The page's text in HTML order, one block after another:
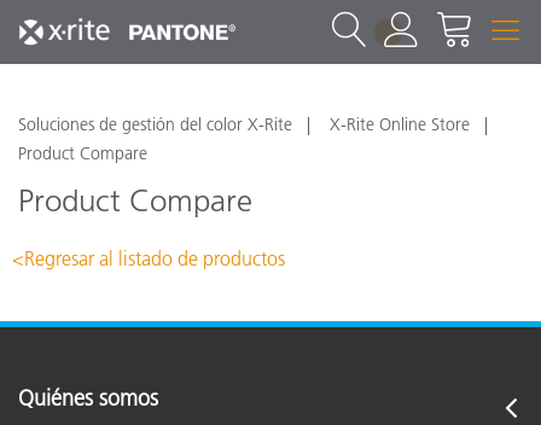
1
Soluciones de gestión del color X-Rite
X-Rite Online Store
Product Compare
Product Compare
<Regresar al listado de productos
Quiénes somos